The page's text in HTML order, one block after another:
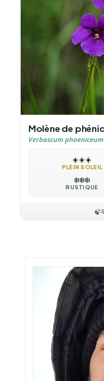
Molène de
Verbascum phoeniceum
☀️☀️☀️
PLEIN SOLEIL
❄️❄️❄️
RUSTIQUE
🍃